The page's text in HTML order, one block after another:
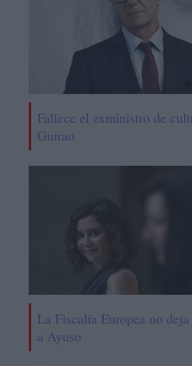
Fallece el exministro de
Guirao
La Fiscalía Europea no deja
a Ayuso